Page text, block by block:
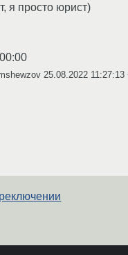
я просто юрист)
25.08.2022 11:27:13